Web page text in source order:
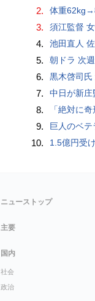
2. 体重
3. 須江監督
4. 池田直人
5. 朝ドラ 次
6. 黒木啓司氏
7. 中日が新庄
8. 「絶対に
9. 巨人のベ
10. 1.5億円受
ニューストップ
主要
国内
社会
政治